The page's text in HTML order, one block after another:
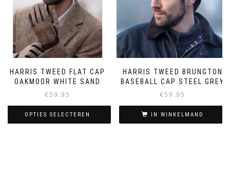
gekozen
worden
op
de
productpagina
productpagina
HARRIS TWEED FLAT CAP
OAKMOOR WHITE SAND
€59.95
OPTIES SELECTEREN
HARRIS TWEED BRUNGTON
BASEBALL CAP STEEL GREY
€59.95
IN WINKELMAND